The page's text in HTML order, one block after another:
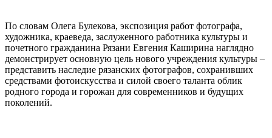
По словам Олега Булекова, экспозиция работ фотографа,
художника, краеведа, заслуженного работника культуры и
почетного гражданина Рязани Евгения Каширина наглядно
демонстрирует основную цель нового учреждения культуры –
представить наследие рязанских фотографов, сохранивших
средствами фотоискусства и силой своего таланта облик
родного города и горожан для современников и будущих
поколений.